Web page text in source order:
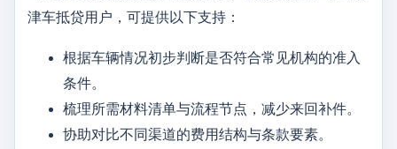
津车抵贷用户，可提供以下支持：
根据车辆情况初步判断是否符合常见机构的准入
条件。
梳理所需材料清单与流程节点，减少来回补件。
协助对比不同渠道的费用结构与条款要素。